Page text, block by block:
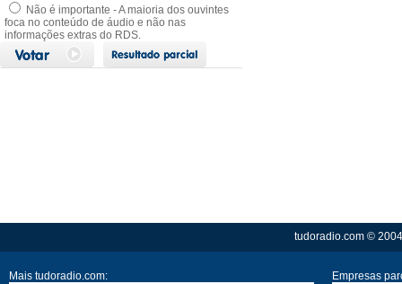
Não é importante - A maioria dos ouvintes
foca no conteúdo de áudio e não nas
informações extras do RDS.
tudoradio.com ©
Mais tudoradio.com: Empresas